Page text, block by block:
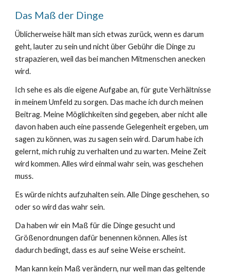
Das Maß der Dinge
Üblicherweise hält man sich etwas zurück, wenn es darum
geht, lauter zu sein und nicht über Gebühr die Dinge zu
strapazieren, weil das bei manchen Mitmenschen anecken
wird.
Ich sehe es als die eigene Aufgabe an, für gute Verhältnisse
in meinem Umfeld zu sorgen. Das mache ich durch meinen
Beitrag. Meine Möglichkeiten sind gegeben, aber nicht alle
davon haben auch eine passende Gelegenheit ergeben, um
sagen zu können, was zu sagen sein wird. Darum habe ich
gelernt, mich ruhig zu verhalten und zu warten. Meine Zeit
wird kommen. Alles wird einmal wahr sein, was geschehen
muss.
Es würde nichts aufzuhalten sein. Alle Dinge geschehen, so
oder so wird das wahr sein.
Da haben wir ein Maß für die Dinge gesucht und
Größenordnungen dafür benennen können. Alles ist
dadurch bedingt, dass es auf seine Weise erscheint.
Man kann kein Maß verändern, nur weil man das geltende